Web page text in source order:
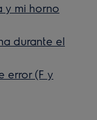
y mi horno
durante el
error (F y